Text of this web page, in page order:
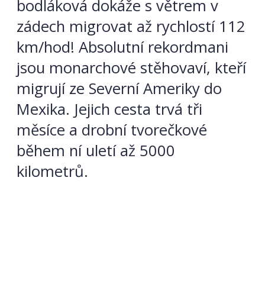
bodláková dokáže s větrem v
zádech migrovat až rychlostí 112
km/hod! Absolutní rekordmani
jsou monarchové stěhovaví, kteří
migrují ze Severní Ameriky do
Mexika. Jejich cesta trvá tři
měsíce a drobní tvorečkové
během ní uletí až 5000
kilometrů.